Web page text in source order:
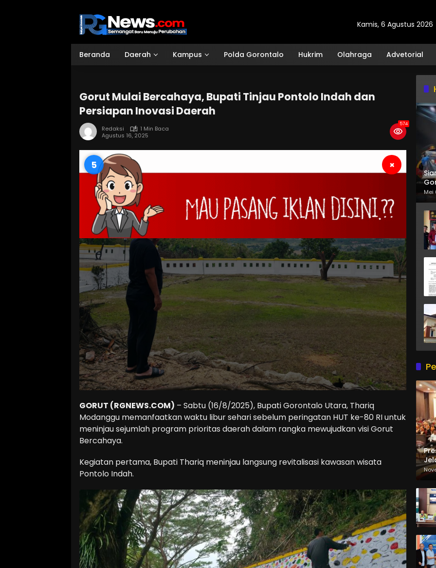
Kamis, 6 Agustus 2026
Beranda Daerah Kampus Polda Gorontalo Hukrim Olahraga Advetorial
Gorut Mulai Bercahaya, Bupati Tinjau Pontolo Indah dan
Persiapan Inovasi Daerah
Redaksi
1 Min Baca
Agustus 16, 2025
574
3 ×
GORUT (RGNEWS.COM) – Sabtu (16/8/2025), Bupati Gorontalo Utara, Thariq
Modanggu memanfaatkan waktu libur sehari sebelum peringatan HUT ke-80 RI untuk
meninjau sejumlah program prioritas daerah dalam rangka mewujudkan visi Gorut
Bercahaya.
Kegiatan pertama, Bupati Thariq meninjau langsung revitalisasi kawasan wisata
Pontolo Indah.
Mei